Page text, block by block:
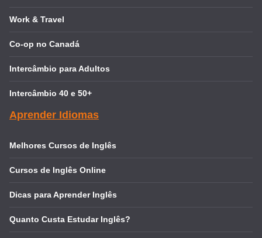
Work & Travel
Co-op no Canadá
Intercâmbio para Adultos
Intercâmbio 40 e 50+
Aprender Idiomas
Melhores Cursos de Inglês
Cursos de Inglês Online
Dicas para Aprender Inglês
Quanto Custa Estudar Inglês?